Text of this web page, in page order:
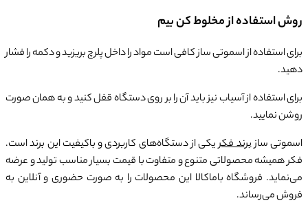
روش استفاده از مخلوط کن بیم
برای استفاده از اسموتی ساز کافی است مواد را داخل پلرچ بریزید و دکمه را فشار
دهید.
برای استفاده از آسیاب نیز باید آن را بر روی دستگاه قفل کنید و به همان صورت
روشن نمایید.
اسموتی سازبرند فکریکی از دستگاه‌های کاربردی و باکیفیت این برند است.
فکر همیشه محصولاتی متنوع و متفاوت با قیمت بسیار مناسب تولید و عرضه
می‌نماید. فروشگاه باماکالا این محصولات را به صورت حضوری و آنلاین به
فروش می‌رساند.